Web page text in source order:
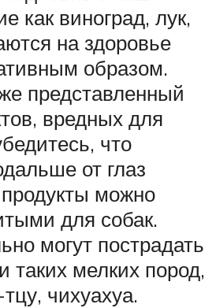
как виноград, лук,
на здоровье
образом.
представленный
вредных для
что
от глаз
можно
для собак.
могут пострадать
таких мелких пород,
чихуахуа.